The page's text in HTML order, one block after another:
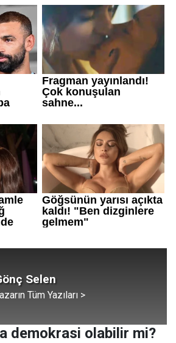
Selen
Tüm Yazıları >
demokrasi olabilir mi?